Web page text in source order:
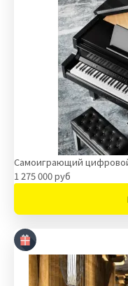
Самоиграющий цифровой
1 275 000 руб